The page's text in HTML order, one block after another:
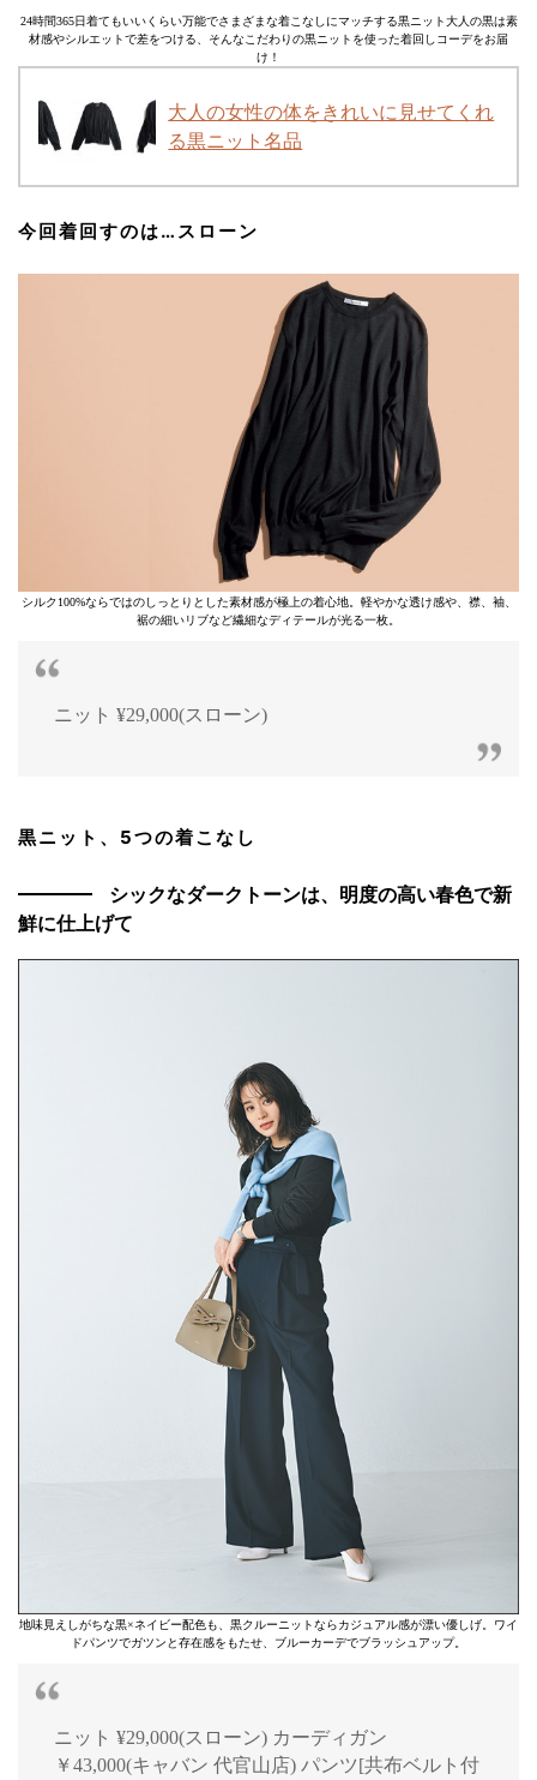
24時間365日着てもいいくらい万能でさまざまな着こなしにマッチする黒ニット大人の黒は素
材感やシルエットで差をつける、そんなこだわりの黒ニットを使った着回しコーデをお届
け！
大人の女性の体をきれいに見せてくれ
る黒ニット名品
今回着回すのは… スローン
シルク100%ならではのしっとりとした素材感が極上の着心地。軽やかな透け感や、襟、袖、
裾の細いリブなど繊細なディテールが光る一枚。
ニット ¥29,000(スローン)
黒ニット、5つの着こなし
シックなダークトーンは、明度の高い春色で新
鮮に仕上げて
地味見えしがちな黒×ネイビー配色も、黒クルーニットならカジュアル感が漂い優しげ。ワイ
ドパンツでガツンと存在感をもたせ、ブルーカーデでブラッシュアップ。
ニット ¥29,000(スローン) カーディガン
￥43,000(キャバン 代官山店) パンツ[共布ベルト付